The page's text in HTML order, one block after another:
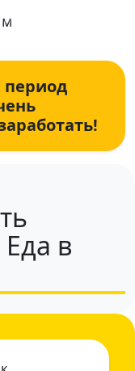
09.08.2026
в